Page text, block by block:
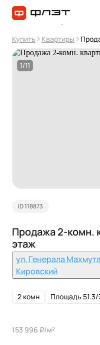
Купить Квартиры
1/11
ID 118873
Продажа 2-комн.
этаж
ул. Генерала
Кировский
2 комн Площадь
153 996 ₽/м²